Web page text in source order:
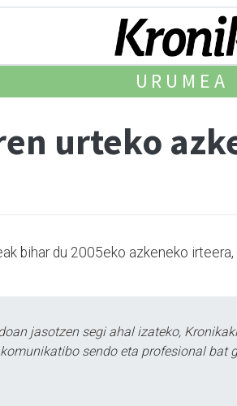
URUMEA
urteko
bihar du 2005eko azkeneko
jasotzen segi ahal izateko,
sendo eta profesional bat